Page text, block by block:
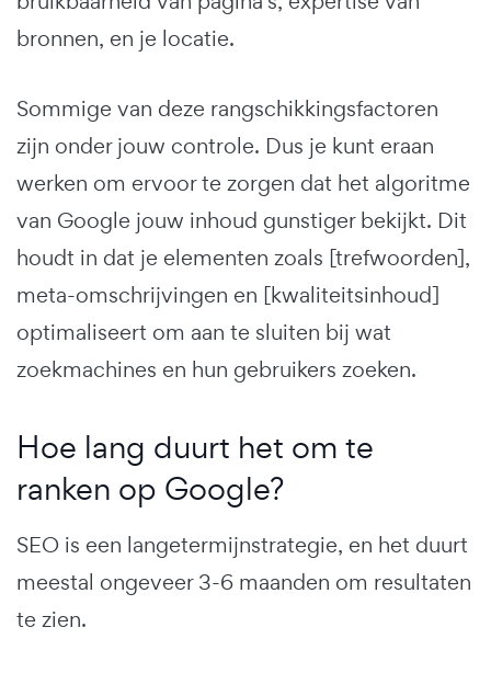
bronnen, en je locatie.
Sommige van deze rangschikkingsfactoren
zijn onder jouw controle. Dus je kunt eraan
werken om ervoor te zorgen dat het algoritme
van Google jouw inhoud gunstiger bekijkt. Dit
houdt in dat je elementen zoals [trefwoorden],
meta-omschrijvingen en [kwaliteitsinhoud]
optimaliseert om aan te sluiten bij wat
zoekmachines en hun gebruikers zoeken.
Hoe lang duurt het om te
ranken op Google?
SEO is een langetermijnstrategie, en het duurt
meestal ongeveer 3-6 maanden om resultaten
te zien.